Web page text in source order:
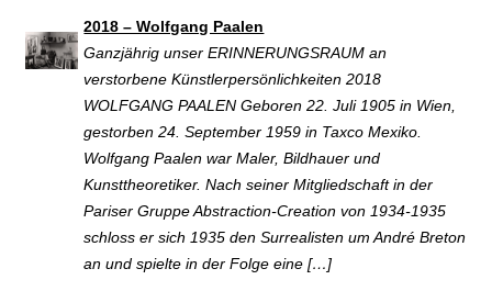
2018 – Wolfgang Paalen
Ganzjährig unser ERINNERUNGSRAUM an
verstorbene Künstlerpersönlichkeiten 2018
WOLFGANG PAALEN Geboren 22. Juli 1905 in Wien,
gestorben 24. September 1959 in Taxco Mexiko.
Wolfgang Paalen war Maler, Bildhauer und
Kunsttheoretiker. Nach seiner Mitgliedschaft in der
Pariser Gruppe Abstraction-Creation von 1934-1935
schloss er sich 1935 den Surrealisten um André Breton
an und spielte in der Folge eine […]